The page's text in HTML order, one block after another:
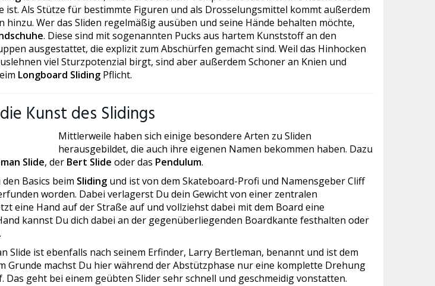
ist. Als Stütze für bestimmte Figuren und als Drosselungsmittel kommt außerdem
hinzu. Wer das Sliden regelmäßig ausüben und seine Hände behalten möchte,
. Diese sind mit sogenannten Pucks aus hartem Kunststoff an den
ausgestattet, die explizit zum Abschürfen gemacht sind. Weil das Hinhocken
viel Sturzpotenzial birgt, sind aber außerdem Schoner an Knien und
Longboard SlidingPflicht.
Kunst des Slidings
Mittlerweile haben sich einige besondere Arten zu Sliden
herausgebildet, die auch ihre eigenen Namen bekommen haben. Dazu
Slide, der Bert Slide oder das Pendulum.
Basics beim Slidingund ist von dem Skateboard-Profi und Namensgeber Cliff
worden. Dabei verlagerst Du dein Gewicht von einer zentralen
eine Hand auf der Straße auf und vollziehst dabei mit dem Board eine
kannst Du dich dabei an der gegenüberliegenden Boardkante festhalten oder
Slide ist ebenfalls nach seinem Erfinder, Larry Bertleman, benannt und ist dem
Grunde machst Du hier während der Abstützphase nur eine komplette Drehung
Das geht bei einem geübten Slider sehr schnell und geschmeidig vonstatten.